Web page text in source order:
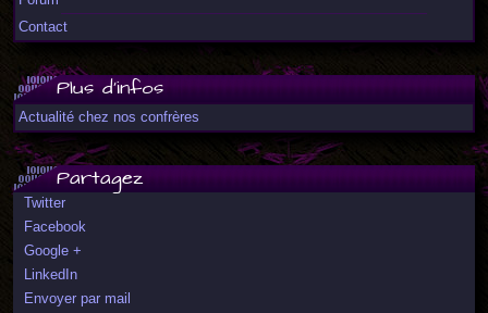
Contact
Plus d'infos
Actualité chez nos confrères
Partagez
Twitter
Facebook
Google +
LinkedIn
Envoyer par mail